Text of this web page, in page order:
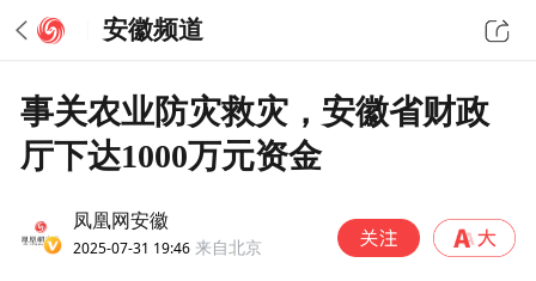
安徽频道
事关农业防灾救灾，安徽省财政
厅下达1000万元资金
凤凰网安徽
2025-07-31 19:46 来自北京